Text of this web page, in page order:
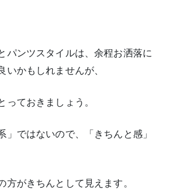
パンツスタイルは、余程お洒落に
いかもしれませんが、
っておきましょう。
」ではないので、「きちんと感」
方がきちんとして見えます。